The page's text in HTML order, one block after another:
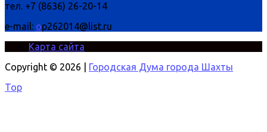
тел. +7 (8636) 26-20-14
e-mail: op262014@list.ru
Карта сайта
Copyright © 2026 |
Городская Дума города Шахты
Top